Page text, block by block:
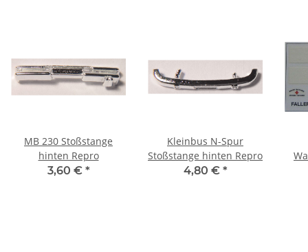
MB 230 Stoßstange
hinten Repro
3,60 € *
Kleinbus N-Spur
Stoßstange hinten Repro
4,80 € *